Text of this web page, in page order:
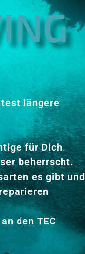
längere
für Dich.
beherrscht.
es gibt und
den TEC